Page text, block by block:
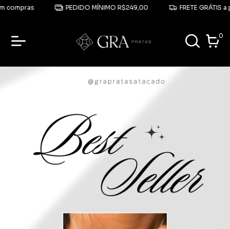
PEDIDO MÍNIMO R$249,00 FRETE GRÁTIS a
0